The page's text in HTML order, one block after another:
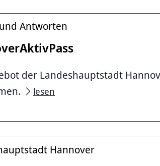
Antworten
der Landeshauptstadt
lesen
Hannover